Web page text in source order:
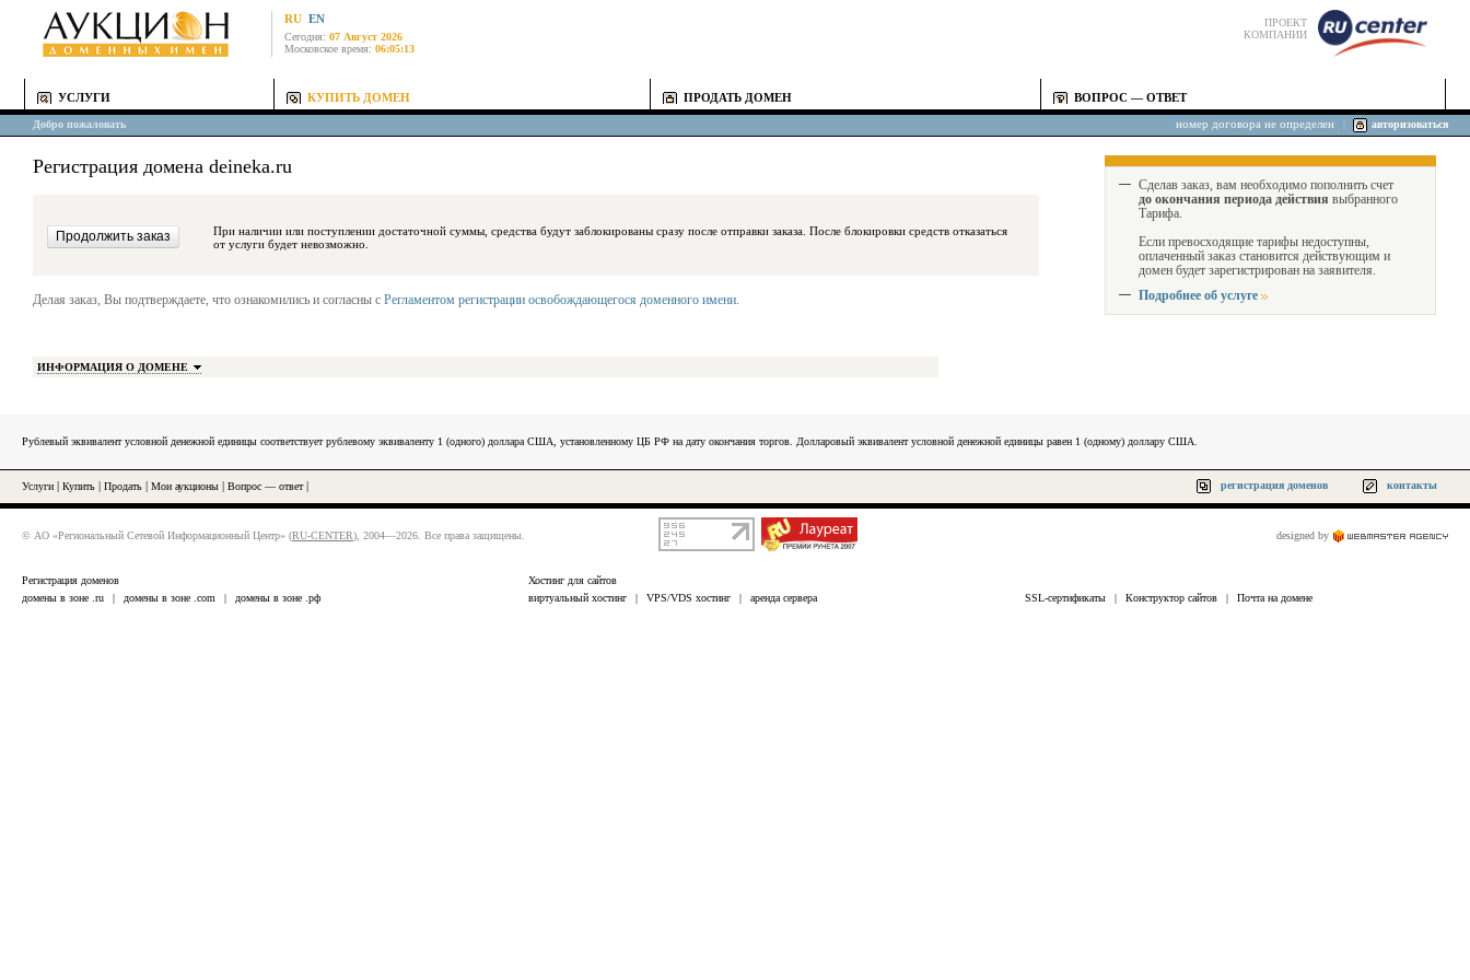
RU EN
Сегодня: 07 Август 2026
Московское время: 06:05:13
ПРОЕКТ
КОМПАНИИ
УСЛУГИ КУПИТЬ ДОМЕН ПРОДАТЬ ДОМЕН ВОПРОС — ОТВЕТ
Добро пожаловать номер договора не определен авторизоваться
Регистрация домена deineka.ru
При наличии или поступлении достаточной суммы, средства будут заблокированы сразу после отправки заказа. После блокировки средств отказаться
от услуги будет невозможно.
Делая заказ, Вы подтверждаете, что ознакомились и согласны с Регламентом регистрации освобождающегося доменного имени.
ИНФОРМАЦИЯ О ДОМЕНЕ
Сделав заказ, вам необходимо пополнить счет
до окончания периода действия выбранного
Тарифа.
Если превосходящие тарифы недоступны,
оплаченный заказ становится действующим и
домен будет зарегистрирован на заявителя.
Подробнее об услуге
Рублевый эквивалент условной денежной единицы соответствует рублевому эквиваленту 1 (одного) доллара США, установленному ЦБ РФ на дату окончания торгов. Долларовый эквивалент условной денежной единицы равен 1 (одному) доллару США.
Услуги Купить Продать Мои аукционы Вопрос — ответ| регистрация доменов контакты
© АО «Региональный Сетевой Информационный Центр» (RU-CENTER), 2004—2026. Все права защищены. designed by
Регистрация доменов
домены в зоне .ru
| домены в зоне .com | домены в зоне .рф
Хостинг для сайтов
виртуальный хостинг
| VPS/VDS хостинг | аренда сервера SSL-сертификаты | Конструктор сайтов | Почта на домене